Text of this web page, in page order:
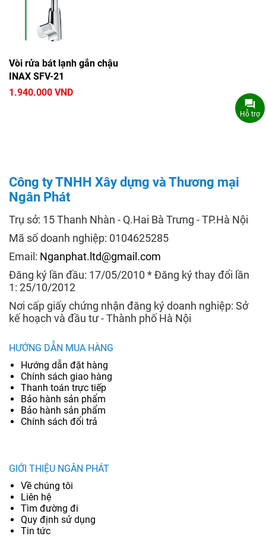
Vòi rửa bát lạnh gắn chậu
INAX SFV-21
1.940.000 VND
Công ty TNHH Xây dựng và Thương mại
Ngân Phát
Trụ sở: 15 Thanh Nhàn - Q.Hai Bà Trưng - TP.Hà Nội
Mã số doanh nghiệp: 0104625285
Email: Nganphat.ltd@gmail.com
Đăng ký lần đầu: 17/05/2010 * Đăng ký thay đổi lần
1: 25/10/2012
Nơi cấp giấy chứng nhận đăng ký doanh nghiệp: Sở
kế hoạch và đầu tư - Thành phố Hà Nội
HƯỚNG DẪN MUA HÀNG
Hướng dẫn đặt hàng
Chính sách giao hàng
Thanh toán trực tiếp
Bảo hành sản phẩm
Bảo hành sản phẩm
Chính sách đổi trả
GIỚI THIỆU NGÂN PHÁT
Về chúng tôi
Liên hệ
Tìm đường đi
Quy định sử dụng
Tin tức
Hỗ trợ